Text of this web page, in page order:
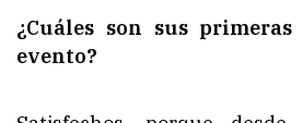
¿Cuáles son sus
evento?